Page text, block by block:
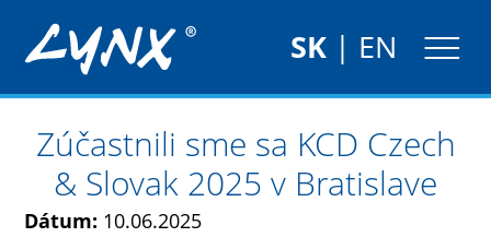
SK| EN
Zúčastnili sme sa KCD Czech
& Slovak 2025 v Bratislave
Dátum: 10.06.2025